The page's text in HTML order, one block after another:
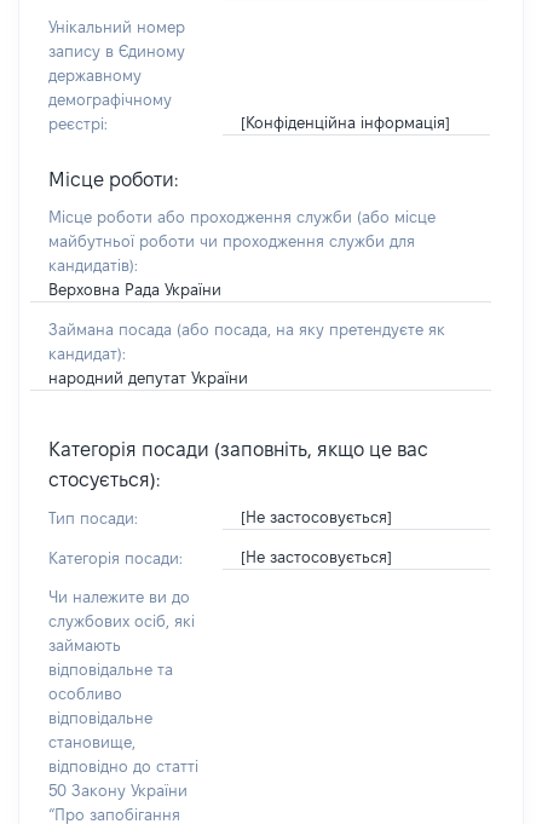
Унікальний номер
запису в Єдиному
державному
демографічному
реєстрі:
[Конфіденційна інформація]
Місце роботи:
Місце роботи або проходження служби (або місце
майбутньої роботи чи проходження служби для
кандидатів):
Верховна Рада України
Займана посада (або посада, на яку претендуєте як
кандидат):
народний депутат України
Категорія посади (заповніть, якщо це вас
стосується):
Тип посади: [Не застосовується]
Категорія посади: [Не застосовується]
Чи належите ви до
службових осіб, які
займають
відповідальне та
особливо
відповідальне
становище,
відповідно до статті
50 Закону України
“Про запобігання